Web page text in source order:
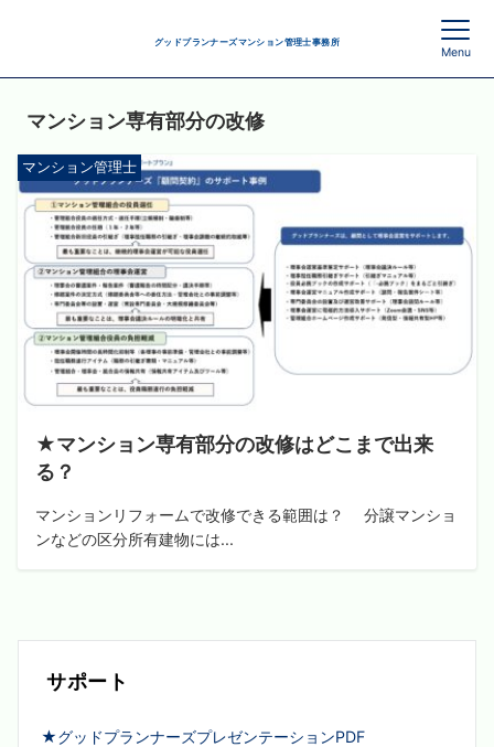
グッドプランナーズマンション管理士事務所
Menu
マンション専有部分の改修
マンション管理士
★マンション専有部分の改修はどこまで出来
る？
マンションリフォームで改修できる範囲は？ 分譲マンショ
ンなどの区分所有建物には...
サポート
★グッドプランナーズプレゼンテーションPDF